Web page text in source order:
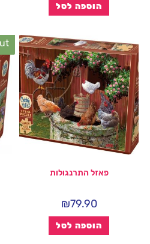
הוספה לסל
פאזל התרנגולות
₪79.90
הוספה לסל